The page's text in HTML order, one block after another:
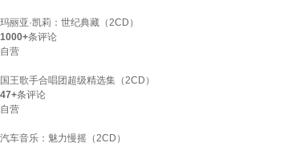
玛丽亚·凯莉：世纪典藏（2CD）
1000+条评论
自营
国王歌手合唱团超级精选集（2CD）
47+条评论
自营
汽车音乐：魅力慢摇（2CD）